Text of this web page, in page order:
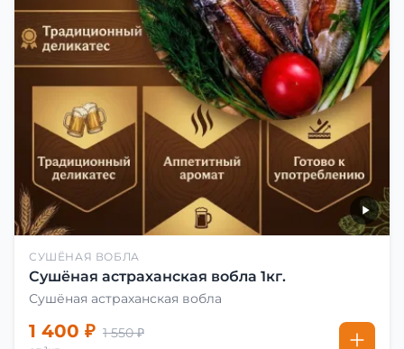
СУШЁНАЯ ВОБЛА
Сушёная астраханская вобла 1кг.
Сушёная астраханская вобла
1 400 ₽ 1 550 ₽